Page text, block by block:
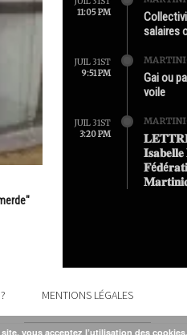
11:05 PM
salaires
JUIL 31ST
9:51 PM
Gai ou
voile
JUIL 31ST
3:20 PM
MENTIONS LÉGALES
vous acceptez l’utilisation des cookies.